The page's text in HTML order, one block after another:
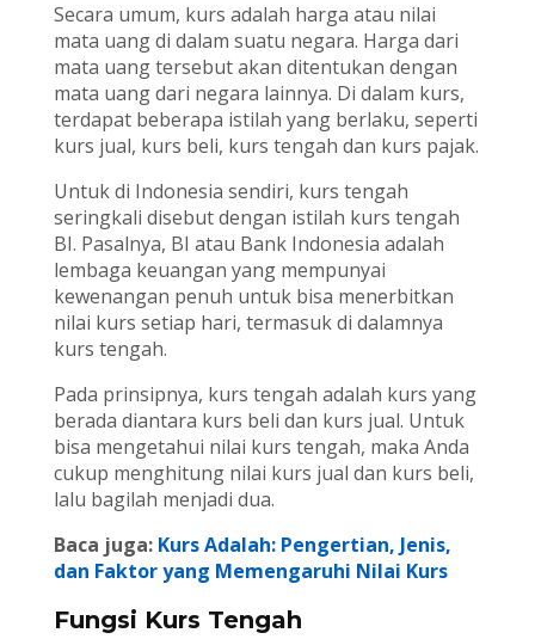
Secara umum, kurs adalah harga atau nilai
mata uang di dalam suatu negara. Harga dari
mata uang tersebut akan ditentukan dengan
mata uang dari negara lainnya. Di dalam kurs,
terdapat beberapa istilah yang berlaku, seperti
kurs jual, kurs beli, kurs tengah dan kurs pajak.
Untuk di Indonesia sendiri, kurs tengah
seringkali disebut dengan istilah kurs tengah
BI. Pasalnya, BI atau Bank Indonesia adalah
lembaga keuangan yang mempunyai
kewenangan penuh untuk bisa menerbitkan
nilai kurs setiap hari, termasuk di dalamnya
kurs tengah.
Pada prinsipnya, kurs tengah adalah kurs yang
berada diantara kurs beli dan kurs jual. Untuk
bisa mengetahui nilai kurs tengah, maka Anda
cukup menghitung nilai kurs jual dan kurs beli,
lalu bagilah menjadi dua.
Baca juga: Kurs Adalah: Pengertian, Jenis,
dan Faktor yang Memengaruhi Nilai Kurs
Fungsi Kurs Tengah